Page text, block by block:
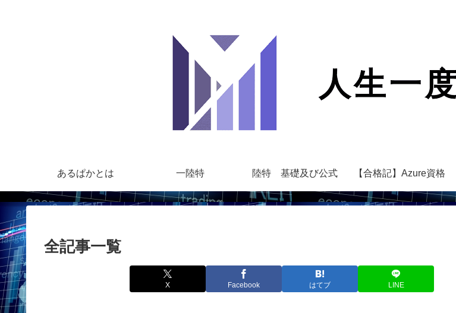
あるぱかとは 一陸特 陸特 基礎及び公式 【合格記】Azure資格
全記事一覧
X Facebook はてブ LINE